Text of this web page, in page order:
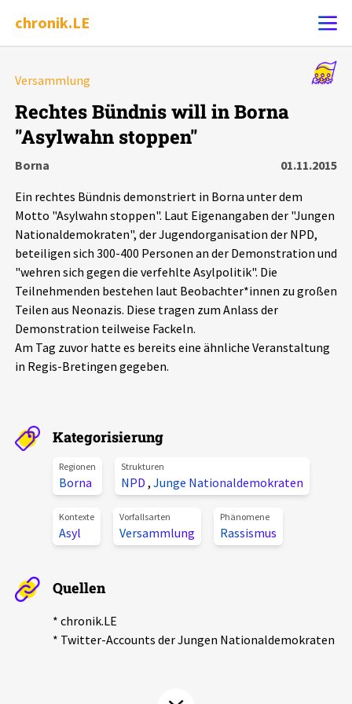
chronik.LE
Chronik
Leipziger Zustände
Schlaglichter
Phänomene
Aktuelles
Veranstaltungen
Pressemitteilungen
Projektbeschreibung
Kontakt
Unterstützer_innen
chronik.LE in der Presse
Versammlung
Rechtes Bündnis will in Borna
"Asylwahn stoppen"
Borna
01.11.2015
Ein rechtes Bündnis demonstriert in Borna unter dem
Motto "Asylwahn stoppen". Laut Eigenangaben der "Jungen
Nationaldemokraten", der Jugendorganisation der NPD,
beteiligen sich 300-400 Personen an der Demonstration und
"wehren sich gegen die verfehlte Asylpolitik". Die
Teilnehmenden bestehen laut Beobachter*innen zu großen
Teilen aus Neonazis. Diese tragen zum Anlass der
Demonstration teilweise Fackeln.
Am Tag zuvor hatte es bereits eine ähnliche Veranstaltung
in Regis-Bretingen gegeben.
Kategorisierung
Regionen
Borna
Strukturen
NPD , Junge Nationaldemokraten
Kontexte
Asyl
Vorfallsarten
Versammlung
Phänomene
Rassismus
Quellen
* chronik.LE
* Twitter-Accounts der Jungen Nationaldemokraten
Alle Ereignisse
Ereignisse
Ereignisse Statistik